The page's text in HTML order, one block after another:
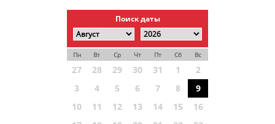
Поиск даты
Пн Вт Ср Чт Пт Сб Вс
27 28 29 30 31 1
2
3
4 5 6 7 8
9
10
11 12 13 14 15
16